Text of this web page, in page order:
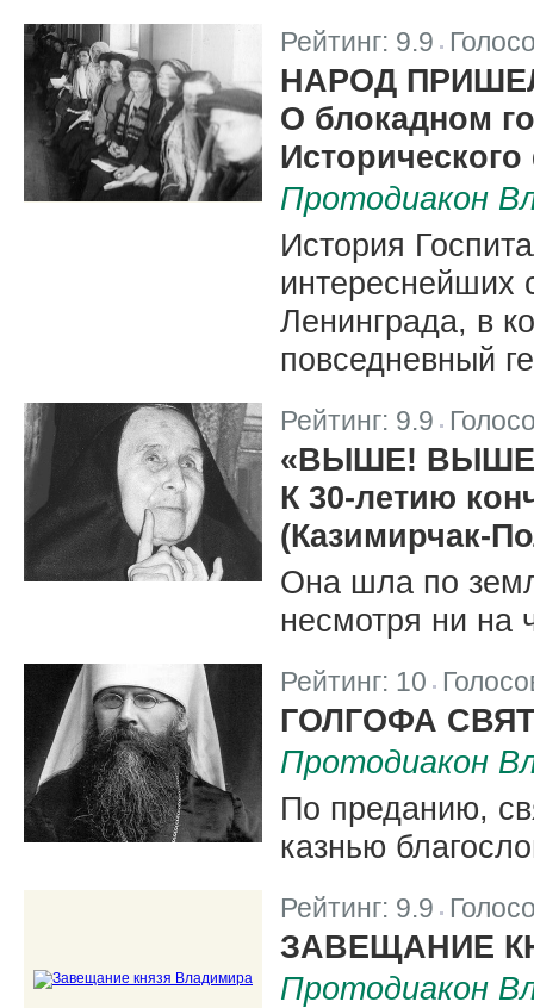
Рейтинг: 9.9 |
НАРОД
О блокадном
Протодиакон
История
интереснейших
Ленинграда, в
повседневный
Рейтинг: 9.9 |
«ВЫШЕ!
К 30-летию
(Казимирчак-
Она шла по
несмотря ни на
Рейтинг: 10
ГОЛГОФА
Протодиакон
По преданию,
казнью
Рейтинг: 9.9
ЗАВЕЩАНИЕ
Протодиакон